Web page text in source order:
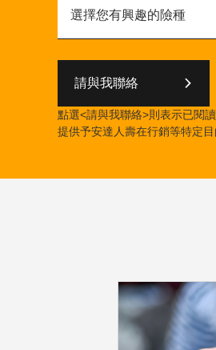
請與我聯絡
點選<請與我聯絡>則表示已閱讀
提供予安達人壽在行銷等特定